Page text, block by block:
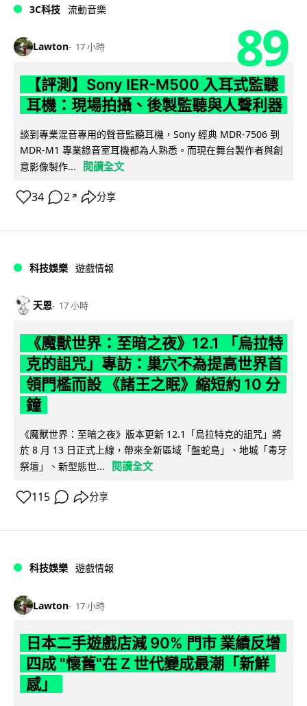
3C科技 流動音樂
Lawton 17 小時 89
【評測】Sony IER-M500 入耳式監聽
耳機：現場拍攝、後製監聽與人聲利器
談到專業混音專用的聲音監聽耳機，Sony 經典 MDR-7506 到
MDR-M1 專業錄音室耳機都為人熟悉。而現在舞台製作者與創
意影像製作...
閱讀全文
34 2 ↗ 分享
科技娛樂 遊戲情報
天恩 17 小時
《魔獸世界：至暗之夜》12.1 「烏拉特
克的詛咒」專訪：巢穴不為提高世界首
領門檻而設 《諸王之眠》縮短約 10 分
鐘
《魔獸世界：至暗之夜》版本更新 12.1「烏拉特克的詛咒」將
於 8 月 13 日正式上線，帶來全新區域「盤蛇島」、地城「毒牙
祭壇」、新型態世...
閱讀全文
115 分享
科技娛樂 遊戲情報
Lawton 17 小時
日本二手遊戲店減 90% 門市 業績反增
四成 "懷舊"在 Z 世代變成最潮「新鮮
感」